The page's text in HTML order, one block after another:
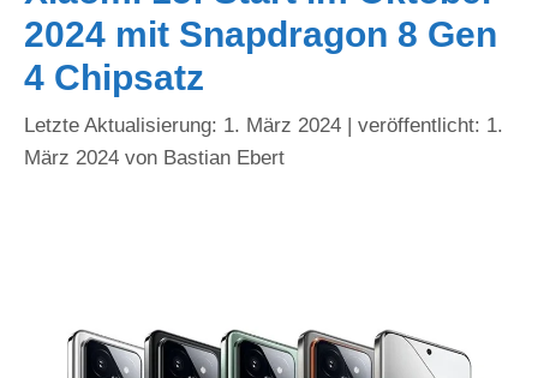
2024 mit Snapdragon 8 Gen
4 Chipsatz
1. März 2024
1.
März 2024 von Bastian Ebert